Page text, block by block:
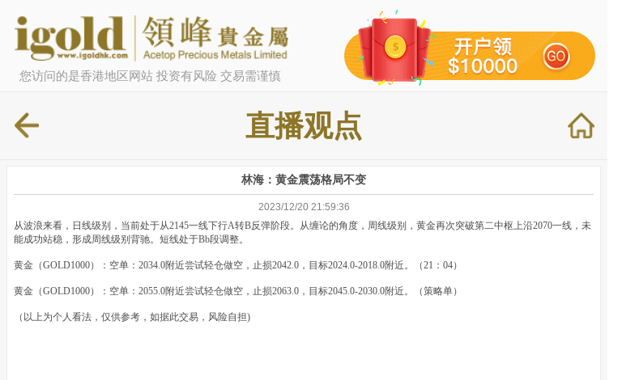
您访问的是香港地区网站 投资有风险 交易需谨慎
直播观点
林海：黄金震荡格局不变
2023/12/20 21:59:36
从波浪来看，日线级别，当前处于从2145一线下行A转B反弹阶段。从缠论的角度，周线级别，黄金再次突破第二中枢上沿2070一线，未
能成功站稳，形成周线级别背驰。短线处于Bb段调整。
黄金（GOLD1000）：空单：2034.0附近尝试轻仓做空，止损2042.0，目标2024.0-2018.0附近。（21：04）
黄金（GOLD1000）：空单：2055.0附近尝试轻仓做空，止损2063.0，目标2045.0-2030.0附近。（策略单）
（以上为个人看法，仅供参考，如据此交易，风险自担)